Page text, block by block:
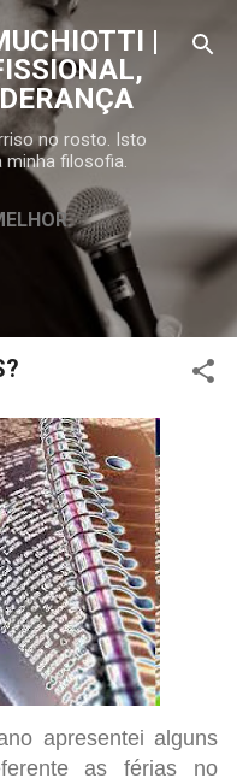
principal
|
no rosto. Isto
minha filosofia.
apresentei alguns
as férias no